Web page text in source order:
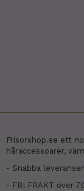
Frisorshop.se ett
håraccessoarer,
- Snabba
- FRI FRAKT över